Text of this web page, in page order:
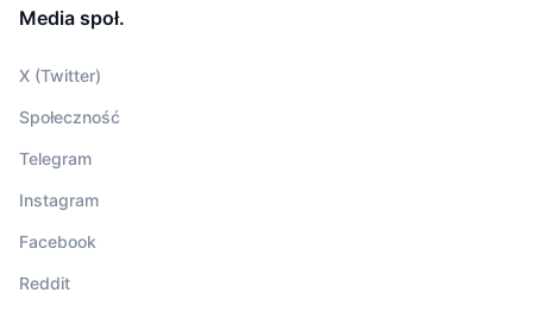
Media społ.
X (Twitter)
Społeczność
Telegram
Instagram
Facebook
Reddit